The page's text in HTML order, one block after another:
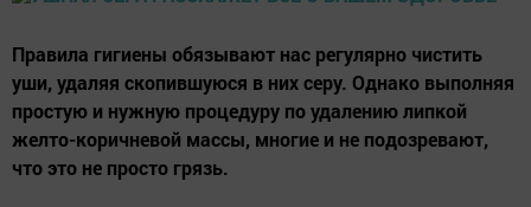
Правила гигиены обязывают нас регулярно чистить
уши, удаляя скопившуюся в них серу. Однако выполняя
простую и нужную процедуру по удалению липкой
желто-коричневой массы, многие и не подозревают,
что это не просто грязь.